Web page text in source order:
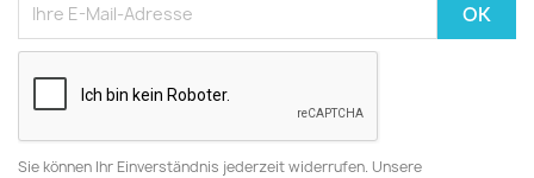
Sie können Ihr Einverständnis jederzeit widerrufen. Unsere